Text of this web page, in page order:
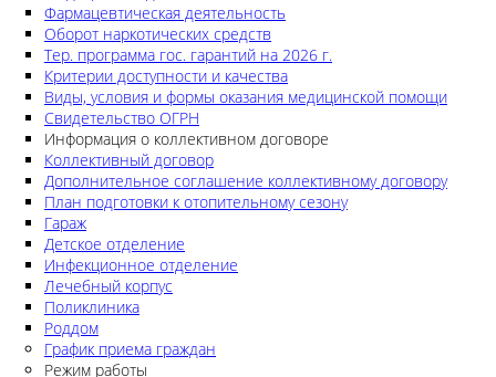
Фармацевтическая деятельность
Оборот наркотических средств
Тер. программа гос. гарантий на 2026 г.
Критерии доступности и качества
Виды, условия и формы оказания медицинской помощи
Свидетельство ОГРН
Информация о коллективном договоре
Коллективный договор
Дополнительное соглашение коллективному договору
План подготовки к отопительному сезону
Гараж
Детское отделение
Инфекционное отделение
Лечебный корпус
Поликлиника
Роддом
График приема граждан
Режим работы